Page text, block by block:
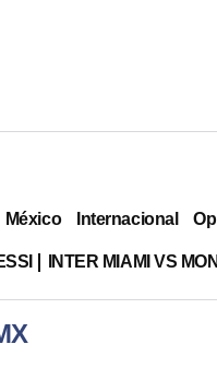
México Internacional
INTER MIAMI VS